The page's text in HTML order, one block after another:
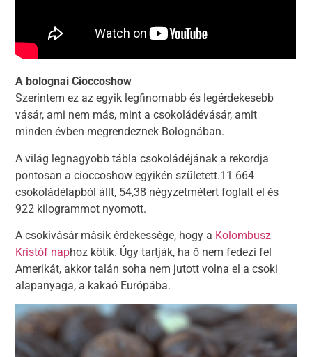
A bolognai Cioccoshow
Szerintem ez az egyik legfinomabb és legérdekesebb
vásár, ami nem más, mint a csokoládévásár, amit
minden évben megrendeznek Bolognában.
A világ legnagyobb tábla csokoládéjának a rekordja
pontosan a cioccoshow egyikén született.11 664
csokoládélapból állt, 54,38 négyzetmétert foglalt el és
922 kilogrammot nyomott.
A csokivásár másik érdekessége, hogy a Kolombusz
Kristóf naphoz kötik. Úgy tartják, ha ő nem fedezi fel
Amerikát, akkor talán soha nem jutott volna el a csoki
alapanyaga, a kakaó Európába.